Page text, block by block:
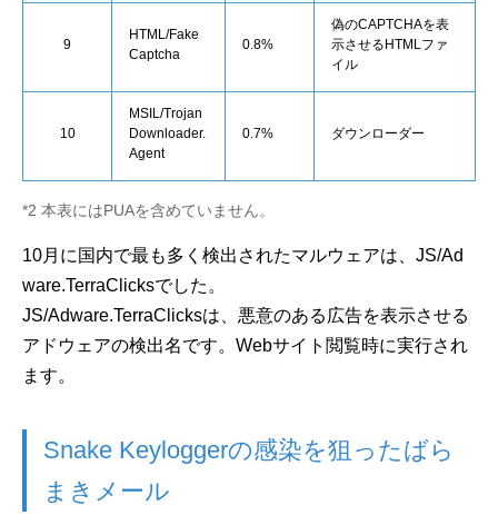
9
HTML/Fake
Captcha
0.8%
偽のCAPTCHAを表
示させるHTMLファ
イル
10
MSIL/Trojan
Downloader.
Agent
0.7% ダウンローダー
*2 本表にはPUAを含めていません。
10月に国内で最も多く検出されたマルウェアは、JS/Ad
ware.TerraClicksでした。
JS/Adware.TerraClicksは、悪意のある広告を表示させる
アドウェアの検出名です。Webサイト閲覧時に実行され
ます。
Snake Keyloggerの感染を狙ったばら
まきメール